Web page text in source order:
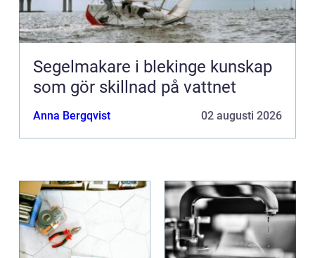
Segelmakare i blekinge kunskap
som gör skillnad på vattnet
Anna Bergqvist 02 augusti 2026